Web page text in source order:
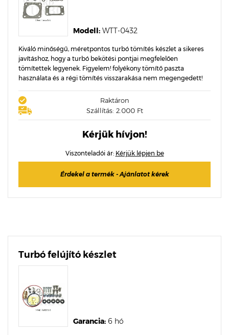
Modell: WTT-0432
Kiváló minőségű, méretpontos turbó tömítés készlet a sikeres
javításhoz, hogy a turbó bekötési pontjai megfelelően
tömítettek legyenek. Figyelem! folyékony tömítő paszta
használata és a régi tömítés visszarakása nem megengedett!
Raktáron
Szállítás: 2.000 Ft
Kérjük hívjon!
Viszonteladói ár: Kérjük lépjen be
Érdekel a termék - Ajánlatot kérek
Turbó felújító készlet
Garancia: 6 hó